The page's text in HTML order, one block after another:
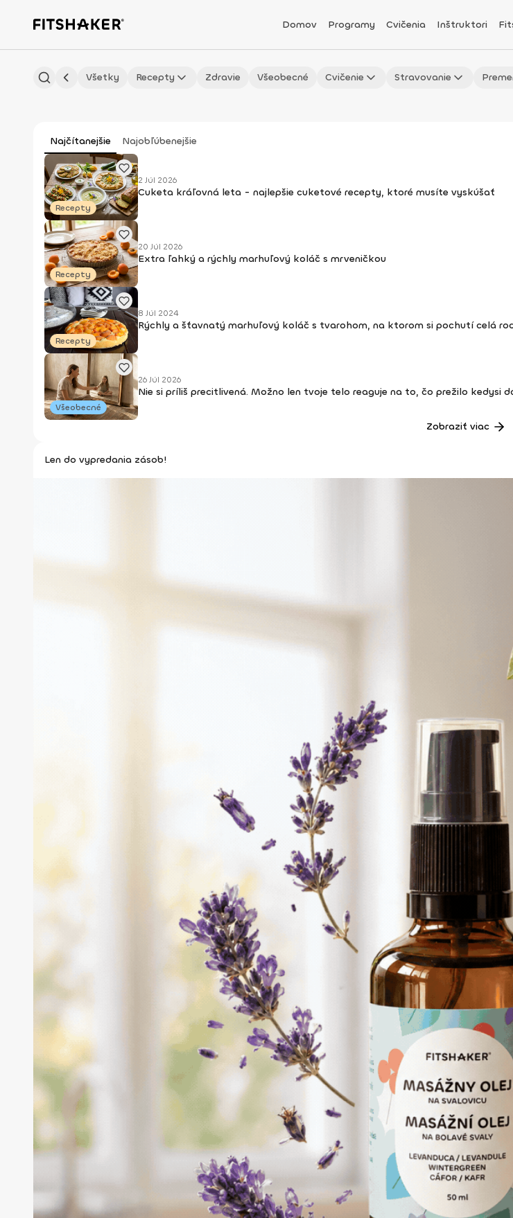
Domov Programy Cvičenia Inštruktori
Všetky Recepty Zdravie Všeobecné Cvičenie Stravovanie
Najčítanejšie Najobľúbenejšie
Recepty
2 Júl 2026
Cuketa kráľovná leta - najlepšie cuketové recepty, ktoré musíte vyskúšať
Recepty
20 Júl 2026
Extra ľahký a rýchly marhuľový koláč s mrveničkou
Recepty
8 Júl 2024
Rýchly a šťavnatý marhuľový koláč s tvarohom, na ktorom si pochutí celá
Všeobecné
26 Júl 2026
Nie si príliš precitlivená. Možno len tvoje telo reaguje na to, čo prežilo kedysi
Zobraziť viac
Len do vypredania zásob!